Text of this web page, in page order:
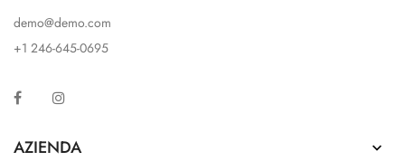
demo@demo.com
+1 246-645-0695
Facebook
AZIENDA 